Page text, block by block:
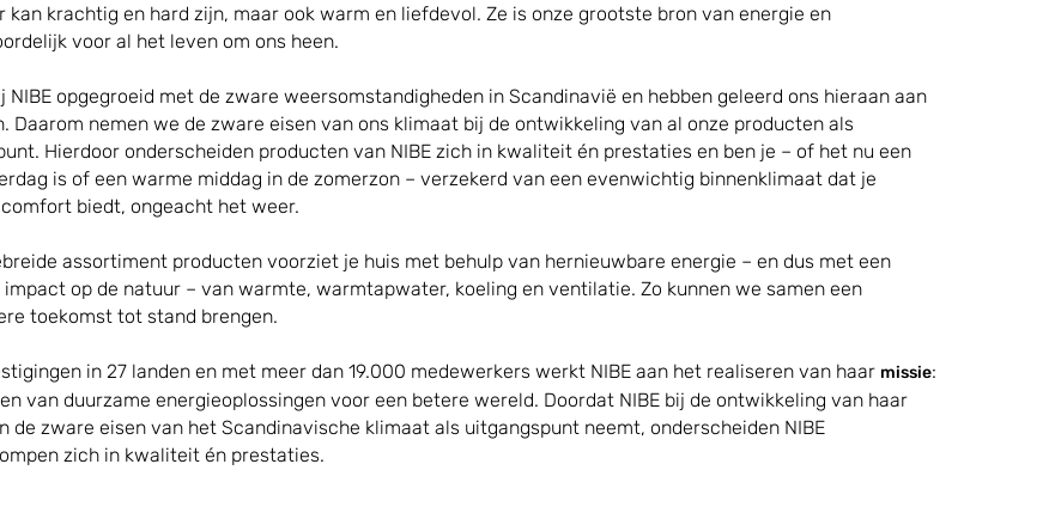
kan krachtig en hard zijn, maar ook warm en liefdevol. Ze is onze grootste bron van energie en
voor al het leven om ons heen.
NIBE opgegroeid met de zware weersomstandigheden in Scandinavië en hebben geleerd ons hieraan aan
Daarom nemen we de zware eisen van ons klimaat bij de ontwikkeling van al onze producten als
Hierdoor onderscheiden producten van NIBE zich in kwaliteit én prestaties en ben je – of het nu een
is of een warme middag in de zomerzon – verzekerd van een evenwichtig binnenklimaat dat je
biedt, ongeacht het weer.
assortiment producten voorziet je huis met behulp van hernieuwbare energie – en dus met een
impact op de natuur – van warmte, warmtapwater, koeling en ventilatie. Zo kunnen we samen een
toekomst tot stand brengen.
in 27 landen en met meer dan 19.000 medewerkers werkt NIBE aan het realiseren van haar missie:
van duurzame energieoplossingen voor een betere wereld. Doordat NIBE bij de ontwikkeling van haar
de zware eisen van het Scandinavische klimaat als uitgangspunt neemt, onderscheiden NIBE
zich in kwaliteit én prestaties.